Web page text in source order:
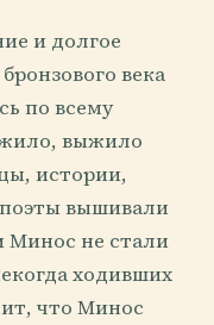
и долгое
века
по всему
выжило
истории,
вышивали
Минос не стали
ходивших
что Минос